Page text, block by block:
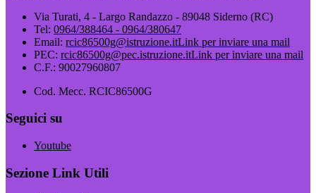
Via Turati, 4 - Largo Randazzo - 89048 Siderno (RC)
Tel: 0964/388464 - 0964/380647
Email: rcic86500g@istruzione.itLink per inviare una mail
PEC: rcic86500g@pec.istruzione.itLink per inviare una mail
C.F.: 90027960807
Cod. Mecc. RCIC86500G
Seguici su
Youtube
Sezione Link Utili